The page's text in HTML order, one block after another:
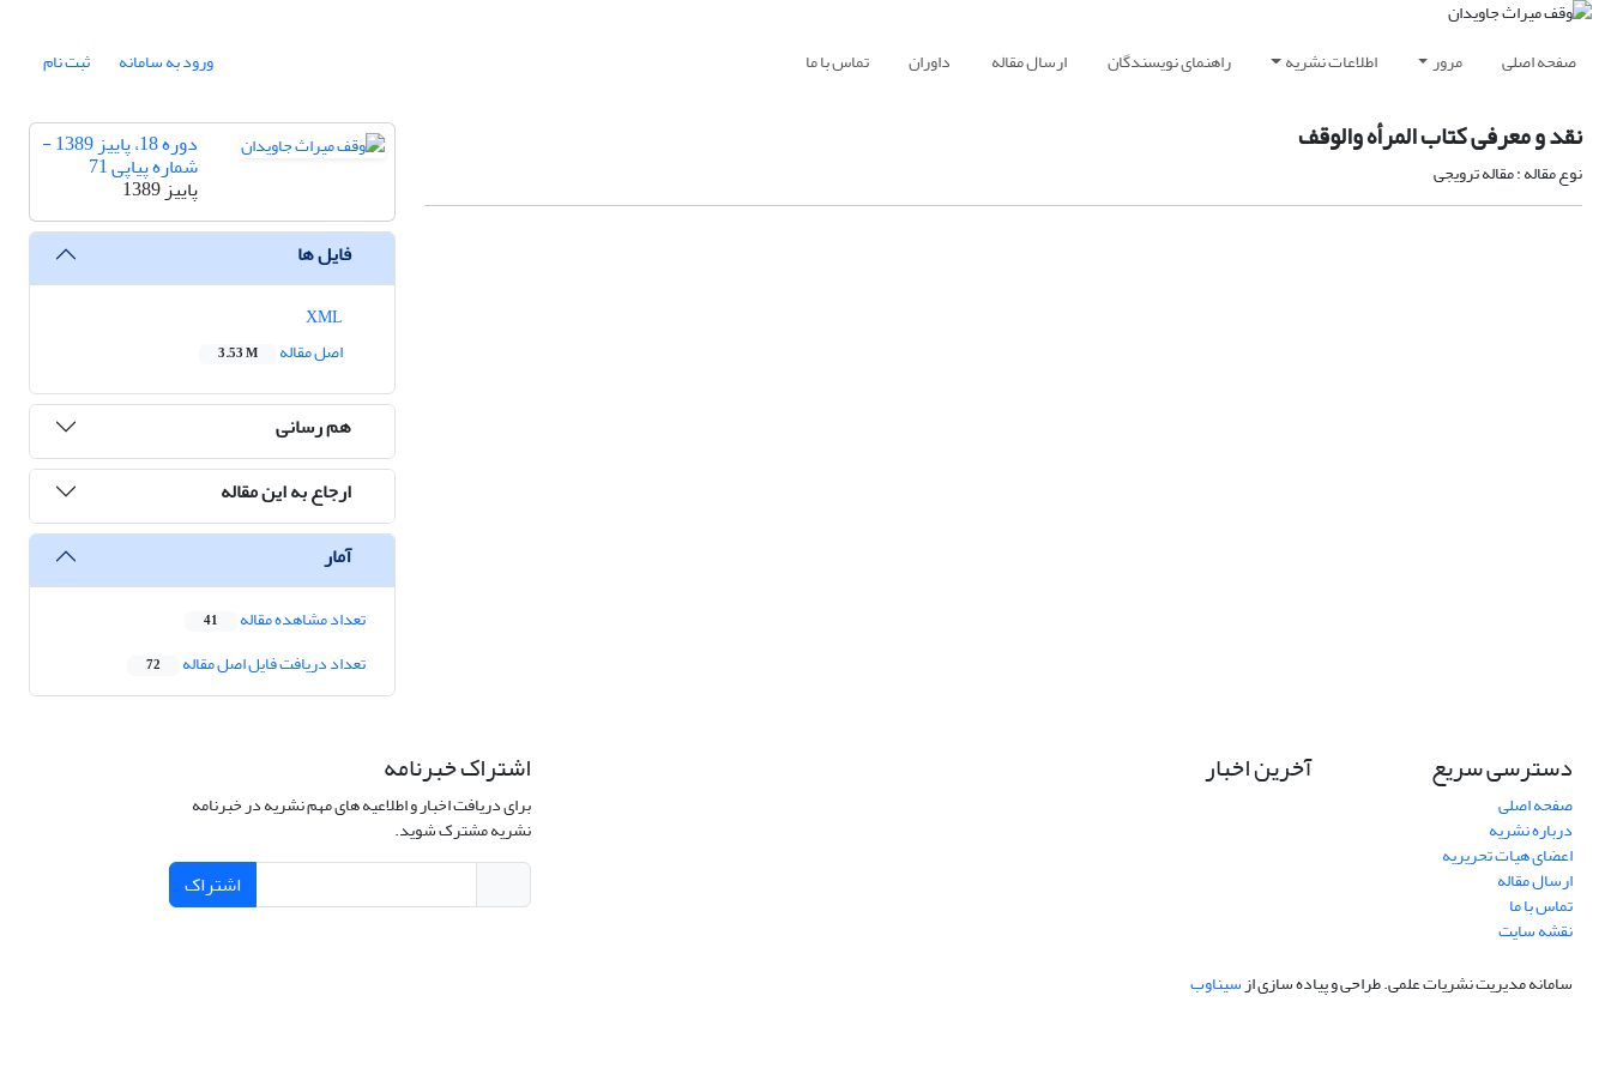
صفحه اصلی مرور اطلاعات نشریه راهنمای نویسندگان ارسال مقاله داوران تماس با ما ورود به سامانه ثبت نام
نقد و معرفی کتاب المرأه والوقف
نوع مقاله : مقاله ترویجی
دوره 18، پاییز 1389 -
شماره پیاپی 71
پاییز 1389
فایل ها
اصل مقاله
3.53 M
هم رسانی
ارجاع به این مقاله
آمار
تعداد مشاهده مقاله 41
تعداد دریافت فایل اصل مقاله 72
دسترسی سریع
صفحه اصلی
درباره نشریه
اعضای هیات تحریریه
ارسال مقاله
تماس با ما
نقشه سایت
آخرین اخبار اشتراک خبرنامه
برای دریافت اخبار و اطلاعیه های مهم نشریه در خبرنامه
نشریه مشترک شوید.
اشتراک
سامانه مدیریت نشریات علمی.طراحی و پیاده سازی ازسیناوب